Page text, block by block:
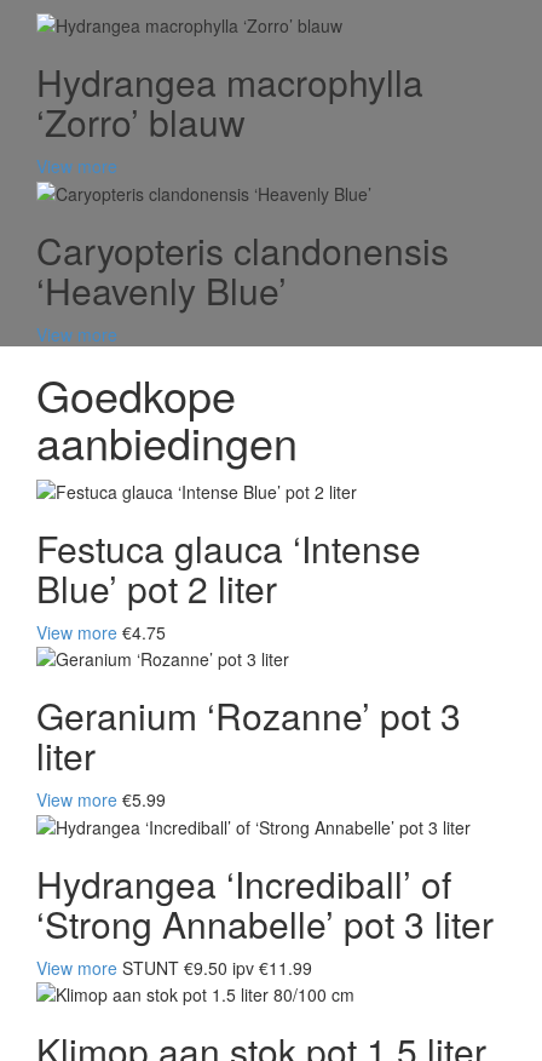
Hydrangea macrophylla
‘Zorro’ blauw
View more
Caryopteris clandonensis
‘Heavenly Blue’
View more
Goedkope
aanbiedingen
Festuca glauca ‘Intense
Blue’ pot 2 liter
View more €4.75
Geranium ‘Rozanne’ pot 3
liter
View more €5.99
Hydrangea ‘Incrediball’ of
‘Strong Annabelle’ pot 3 liter
View more STUNT €9.50 ipv €11.99